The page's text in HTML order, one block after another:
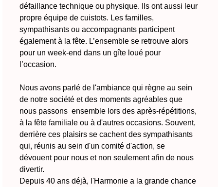
défaillance technique ou physique. Ils ont aussi leur
propre équipe de cuistots. Les familles,
sympathisants ou accompagnants participent
également à la fête. L’ensemble se retrouve alors
pour un week-end dans un gîte loué pour
l’occasion.
Nous avons parlé de l'ambiance qui règne au sein
de notre société et des moments agréables que
nous passons ensemble lors des après-répétitions,
à la fête familiale ou à d'autres occasions. Souvent,
derrière ces plaisirs se cachent des sympathisants
qui, réunis au sein d'un comité d'action, se
dévouent pour nous et non seulement afin de nous
divertir.
Depuis 40 ans déjà, l'Harmonie a la grande chance